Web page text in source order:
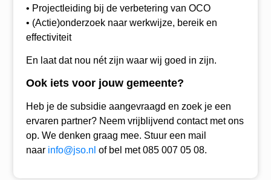
• Projectleiding bij de verbetering van OCO
• (Actie)onderzoek naar werkwijze, bereik en
effectiviteit
En laat dat nou nét zijn waar wij goed in zijn.
Ook iets voor jouw gemeente?
Heb je de subsidie aangevraagd en zoek je een
ervaren partner? Neem vrijblijvend contact met ons
op. We denken graag mee. Stuur een mail
naar info@jso.nl of bel met 085 007 05 08.